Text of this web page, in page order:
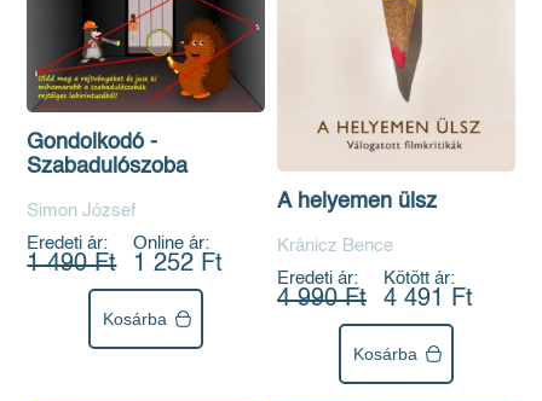
Gondolkodó -
Szabadulószoba
Simon József
Eredeti ár:
1 490 Ft
Online ár:
1 252 Ft
Kosárba
A helyemen ülsz
Kránicz Bence
Eredeti ár:
4 990 Ft
Kötött ár:
4 491 Ft
Kosárba